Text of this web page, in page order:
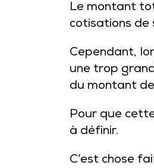
Le montant
cotisations de
Cependant,
une trop
du montant
Pour que
à définir.
C’est chose